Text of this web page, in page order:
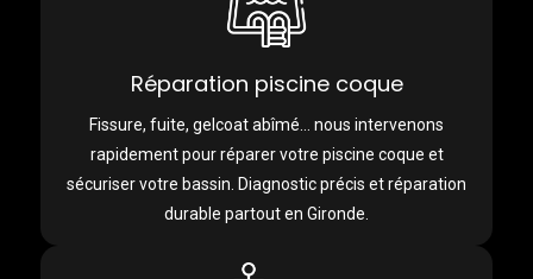
Réparation piscine coque
Fissure, fuite, gelcoat abîmé… nous intervenons
rapidement pour réparer votre piscine coque et
sécuriser votre bassin. Diagnostic précis et réparation
durable partout en Gironde.